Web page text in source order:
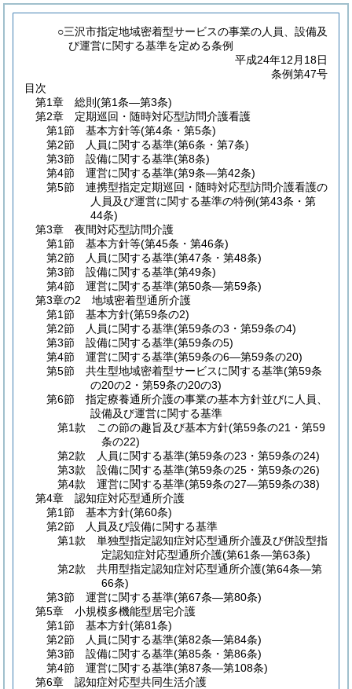
○三沢市指定地域密着型サービスの事業の人員、設備及
び運営に関する基準を定める条例
平成24年12月18日
条例第47号
目次
第1章
総則 (第1条―第3条)
第2章
定期巡回・随時対応型訪問介護看護
第1節
基本方針等(第4条・第5条)
第2節
人員に関する基準(第6条・第7条)
第3節
設備に関する基準(第8条)
第4節
運営に関する基準(第9条―第42条)
第5節
連携型指定定期巡回・随時対応型訪問介護看護の
人員及び運営に関する基準の特例(第43条・第
44条)
第3章
夜間対応型訪問介護
第1節
基本方針等(第45条・第46条)
第2節
人員に関する基準(第47条・第48条)
第3節
設備に関する基準(第49条)
第4節
運営に関する基準(第50条―第59条)
第3章の2
地域密着型通所介護
第1節
基本方針(第59条の2)
第2節
人員に関する基準(第59条の3・第59条の4)
第3節
設備に関する基準(第59条の5)
第4節
運営に関する基準(第59条の6―第59条の20)
第5節
共生型地域密着型サービスに関する基準(第59条
の20の2・第59条の20の3)
第6節
指定療養通所介護の事業の基本方針並びに人員、
設備及び運営に関する基準
第1款
この節の趣旨及び基本方針(第59条の21・第59
条の22)
第2款
人員に関する基準(第59条の23・第59条の24)
第3款
設備に関する基準(第59条の25・第59条の26)
第4款
運営に関する基準(第59条の27―第59条の38)
第4章
認知症対応型通所介護
第1節
基本方針(第60条)
第2節
人員及び設備に関する基準
第1款
単独型指定認知症対応型通所介護及び併設型指
定認知症対応型通所介護(第61条―第63条)
第2款
共用型指定認知症対応型通所介護(第64条―第
66条)
第3節
運営に関する基準(第67条―第80条)
第5章
小規模多機能型居宅介護
第1節
基本方針(第81条)
第2節
人員に関する基準(第82条―第84条)
第3節
設備に関する基準(第85条・第86条)
第4節
運営に関する基準(第87条―第108条)
第6章
認知症対応型共同生活介護